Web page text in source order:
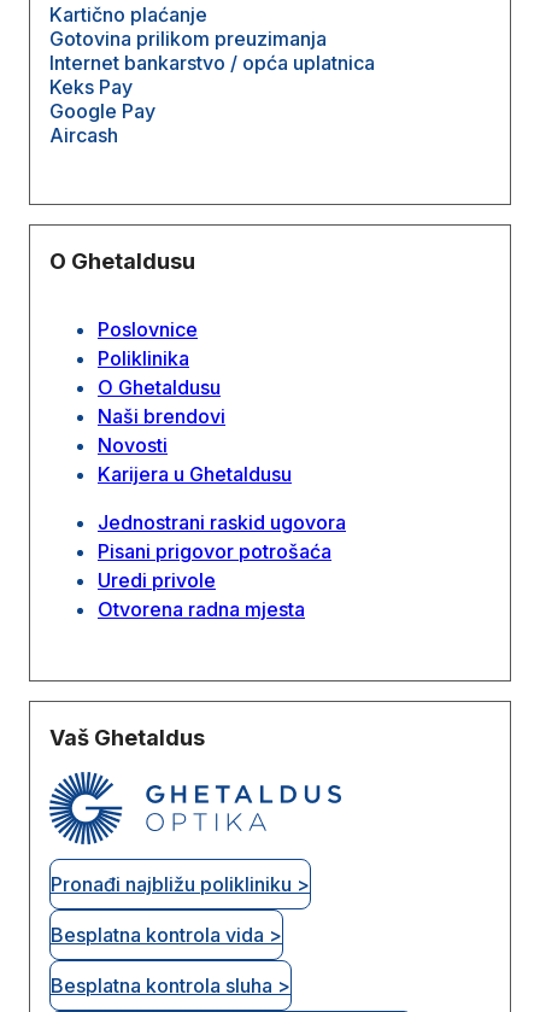
Kartično plaćanje
Gotovina prilikom preuzimanja
Internet bankarstvo / opća uplatnica
Keks Pay
Google Pay
Aircash
O Ghetaldusu
Poslovnice
Poliklinika
O Ghetaldusu
Naši brendovi
Novosti
Karijera u Ghetaldusu
Jednostrani raskid ugovora
Pisani prigovor potrošaća
Uredi privole
Otvorena radna mjesta
Vaš Ghetaldus
Pronađi najbližu polikliniku >
Besplatna kontrola vida >
Besplatna kontrola sluha >